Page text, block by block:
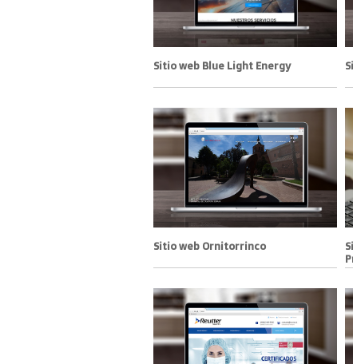
Sitio web Blue Light Energy
Sitio web Ornitorrinco